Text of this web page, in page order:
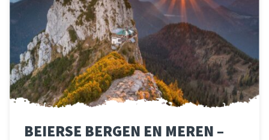
BEIERSE BERGEN EN MEREN –